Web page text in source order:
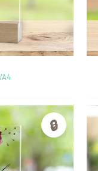
A4
🔒